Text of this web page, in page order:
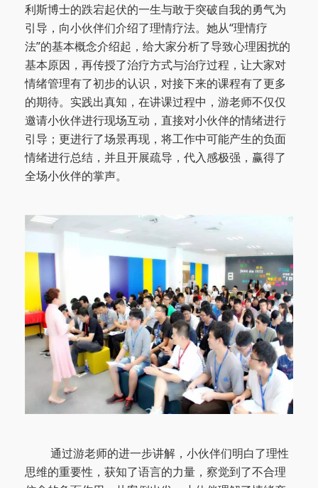
利斯博士的跌宕起伏的一生与敢于突破自我的勇气为
引导，向小伙伴们介绍了理情疗法。 她从“理情疗
法”的基本概念介绍起，给大家分析了导致心理困扰的
基本原因，再传授了治疗方式与治疗过程，让大家对
情绪管理有了初步的认识，对接下来的课程有了更多
的期待。实践出真知，在讲课过程中，游老师不仅仅
邀请小伙伴进行现场互动，直接对小伙伴的情绪进行
引导；更进行了场景再现，将工作中可能产生的负面
情绪进行总结，并且开展疏导，代入感极强，赢得了
全场小伙伴的掌声。
通过游老师的进一步讲解，小伙伴们明白了理性
思维的重要性，获知了语言的力量，察觉到了不合理